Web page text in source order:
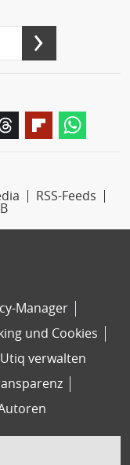
RSS-Feeds
Manager
und Cookies
Utiq verwalten